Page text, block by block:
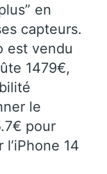
en
capteurs.
est vendu
1479€,
le
pour
l’iPhone 14